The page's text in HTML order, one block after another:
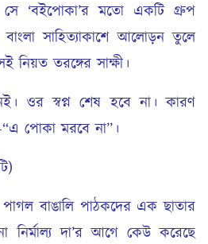
‘বইপোকা’র মতো একটি গ্রুপ
সাহিত্যাকাশে আলোড়ন তুলে
নিয়ত তরঙ্গের সাক্ষী।
ওর স্বপ্ন শেষ হবে না। কারণ
পোকা মরবে না”।
পাগল বাঙালি পাঠকদের এক ছাতার
নির্মাল্য দা’র আগে কেউ করেছে